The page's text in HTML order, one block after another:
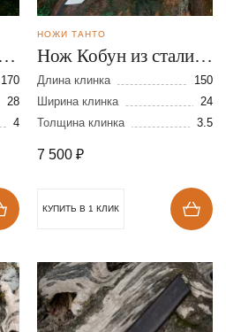
170
28
4
НОЖИ ТАНТО
Нож Кобун из стали
Х12МФ
Длина клинка
150
Ширина клинка
24
Толщина клинка
3.5
7 500 ₽
КУПИТЬ В 1 КЛИК